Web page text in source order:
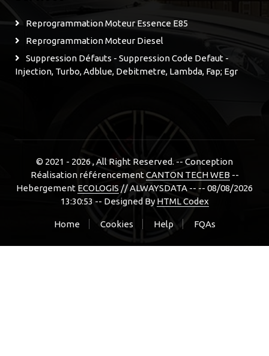
Reprogrammation Moteur Essence E85
Reprogrammation Moteur Diesel
Suppression Défauts - Suppression Code Defaut -
Injection, Turbo, Adblue, Debitmetre, Lambda, Fap; Egr
© 2021 - 2026, All Right Reserved. -- Conception
Réalisation référencementCANTON TECH WEB --
Hebergement ECOLOGIS // ALWAYSDATA -- -- 08/08/2026
13:30:53 -- Designed By HTML Codex
Home Cookies Help FQAs